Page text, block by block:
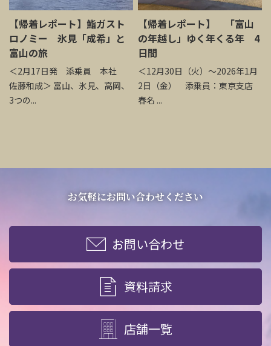
【帰着レポート】鮨ガスト
ロノミー 氷見「成希」と
富山の旅
＜2月17日発 添乗員 本社
佐藤和成＞ 富山、氷見、高岡、
3つの...
【帰着レポート】 「富山
の年越し」ゆく年くる年 4
日間
＜12月30日（火）～2026年1月
2日（金） 添乗員：東京支店
春名 ...
お気軽にお問い合わせください
お問い合わせ
資料請求
店舗一覧